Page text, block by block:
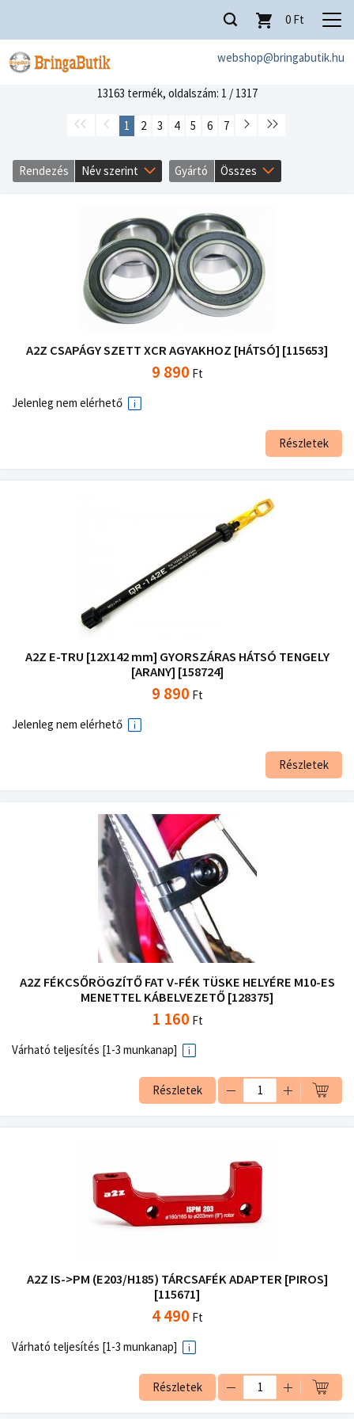
webshop@bringabutik.hu
0 Ft
13163 termék, oldalszám: 1 / 1317
1 2 3 4 5 6 7
Rendezés Név szerint Gyártó Összes
A2Z CSAPÁGY SZETT XCR AGYAKHOZ [HÁTSÓ] [115653]
9 890 Ft
Jelenleg nem elérhető
Részletek
A2Z E-TRU [12X142 mm] GYORSZÁRAS HÁTSÓ TENGELY
[ARANY] [158724]
9 890 Ft
Jelenleg nem elérhető
Részletek
A2Z FÉKCSŐRÖGZÍTŐ FAT V-FÉK TÜSKE HELYÉRE M10-ES
MENETTEL KÁBELVEZETŐ [128375]
1 160 Ft
Várható teljesítés [1-3 munkanap]
Részletek
A2Z IS->PM (E203/H185) TÁRCSAFÉK ADAPTER [PIROS]
[115671]
4 490 Ft
Várható teljesítés [1-3 munkanap]
Részletek